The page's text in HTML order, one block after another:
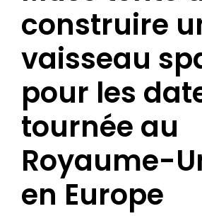
construire
vaisseau
pour les
tournée au
Royaume-
en Europe